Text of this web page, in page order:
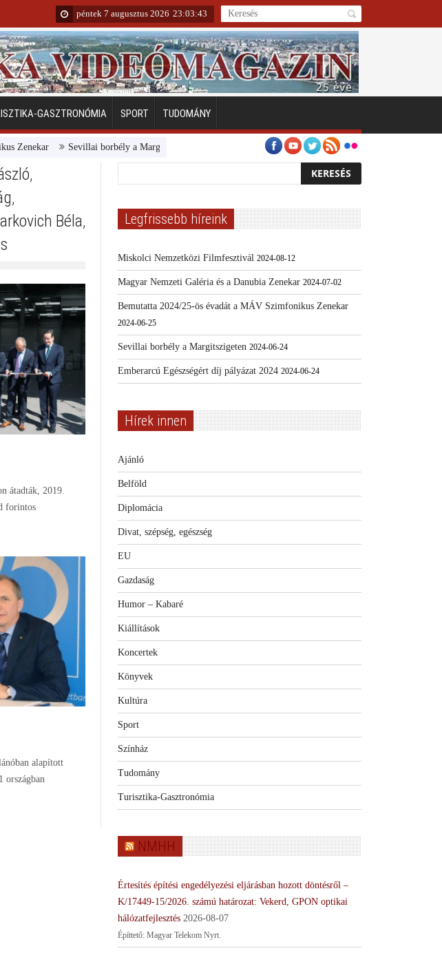
péntek 7 augusztus 2026 23:03:44
GASZTRONÓMIA SPORT TUDOMÁNY
Sevillai borbély a Margitszigeten Emberarcú Egészségért díj pályázat 2024
,
,
Béla,
átadták, 2019.
forintos
alapított
országban
Legfrissebb híreink
Miskolci Nemzetközi Filmfesztivál 2024-08-12
Magyar Nemzeti Galéria és a Danubia Zenekar 2024-07-02
Bemutatta 2024/25-ös évadát a MÁV Szimfonikus Zenekar
2024-06-25
Sevillai borbély a Margitszigeten 2024-06-24
Emberarcú Egészségért díj pályázat 2024 2024-06-24
Hírek innen
Ajánló
Belföld
Diplomácia
Divat, szépség, egészség
EU
Gazdaság
Humor – Kabaré
Kiállítások
Koncertek
Könyvek
Kultúra
Sport
Színház
Tudomány
Turisztika-Gasztronómia
NMHH
Értesítés építési engedélyezési eljárásban hozott döntésről –
K/17449-15/2026. számú határozat: Vekerd, GPON optikai
hálózatfejlesztés 2026-08-07
Építtető: Magyar Telekom Nyrt.